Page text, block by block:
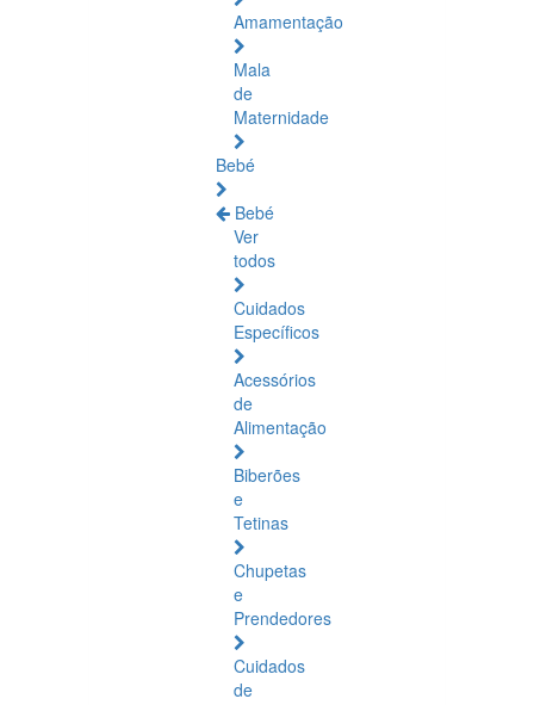
Amamentação
Mala
de
Maternidade
Bebé
Bebé
Ver
todos
Cuidados
Específicos
Acessórios
de
Alimentação
Biberões
e
Tetinas
Chupetas
e
Prendedores
Cuidados
de